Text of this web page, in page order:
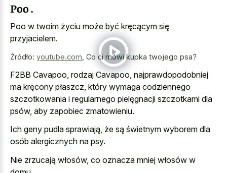
Poo .
Poo w twoim życiu może być kręcącym się
przyjacielem.
Źródło: youtube.com, Co ci mówi kupka twojego psa?
F2BB Cavapoo, rodzaj Cavapoo, najprawdopodobniej
ma kręcony płaszcz, który wymaga codziennego
szczotkowania i regularnego pielęgnacji szczotkami dla
psów, aby zapobiec zmatowieniu.
Ich geny pudla sprawiają, że są świetnym wyborem dla
osób alergicznych na psy.
Nie zrzucają włosów, co oznacza mniej włosów w